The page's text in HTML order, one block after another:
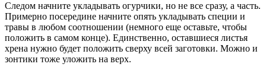
Следом начните укладывать огурчики, но не все сразу, а часть.
Примерно посередине начните опять укладывать специи и
травы в любом соотношении (немного еще оставьте, чтобы
положить в самом конце). Единственно, оставшиеся листья
хрена нужно будет положить сверху всей заготовки. Можно и
зонтики тоже уложить на верх.